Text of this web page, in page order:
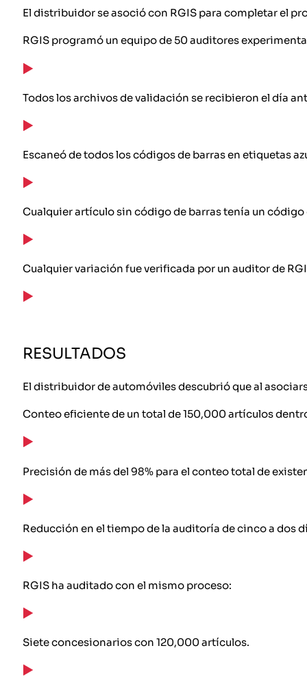
El distribuidor se asoció con RGIS para completar el
RGIS programó un equipo de 50 auditores
Todos los archivos de validación se recibieron el día
Escaneó de todos los códigos de barras en etiquetas
Cualquier artículo sin código de barras tenía un
Cualquier variación fue verificada por un auditor de
RESULTADOS
El distribuidor de automóviles descubrió que al
Conteo eficiente de un total de 150,000 artículos
Precisión de más del 98% para el conteo total de
Reducción en el tiempo de la auditoría de cinco a dos
RGIS ha auditado con el mismo proceso:
Siete concesionarios con 120,000 artículos.